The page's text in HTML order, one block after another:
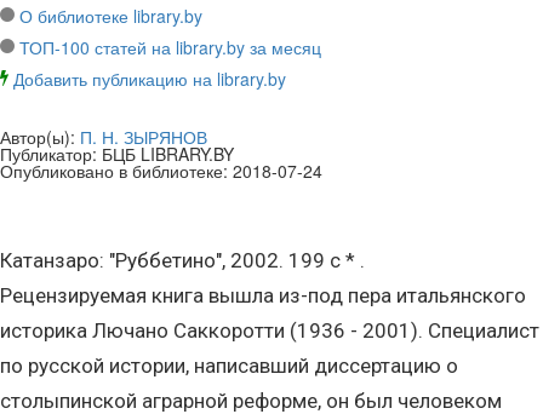
О библиотеке library.by
ТОП-100 статей на library.by за месяц
Добавить публикацию на library.by
Автор(ы): П. Н. ЗЫРЯНОВ
Публикатор: БЦБ LIBRARY.BY
Опубликовано в библиотеке: 2018-07-24
Катанзаро: "Руббетино", 2002. 199 с * .
Рецензируемая книга вышла из-под пера итальянского
историка Лючано Саккоротти (1936 - 2001). Специалист
по русской истории, написавший диссертацию о
столыпинской аграрной реформе, он был человеком